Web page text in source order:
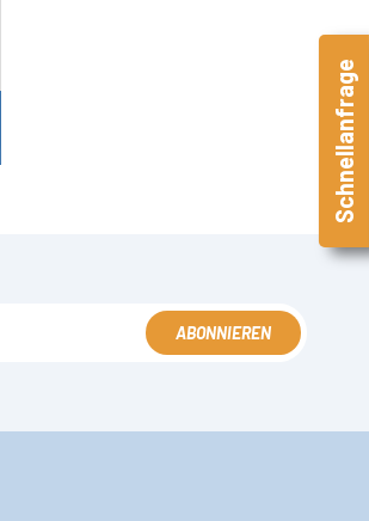
ABONNIEREN
Schnellanfrage